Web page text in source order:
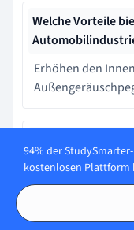
Welche Vorteile
Erhöhen den
Kondensators?
Die
94% der
kostenlosen Plattform